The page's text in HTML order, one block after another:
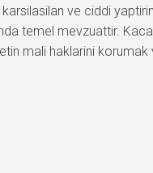
ve ciddi
temel mevzuattir.
mali haklarini